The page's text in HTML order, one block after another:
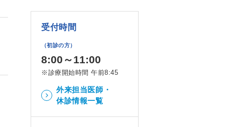
受付時間
（初診の方）
8:00～11:00
※診療開始時間 午前8:45
外来担当医師・
休診情報一覧